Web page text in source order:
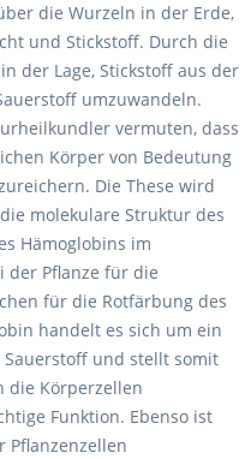
die Wurzeln in der Erde,
und Stickstoff. Durch die
der Lage, Stickstoff aus der
umzuwandeln.
vermuten, dass
Körper von Bedeutung
Die These wird
molekulare Struktur des
Hämoglobins im
der Pflanze für die
für die Rotfärbung des
handelt es sich um ein
und stellt somit
die Körperzellen
Funktion. Ebenso ist
Pflanzenzellen